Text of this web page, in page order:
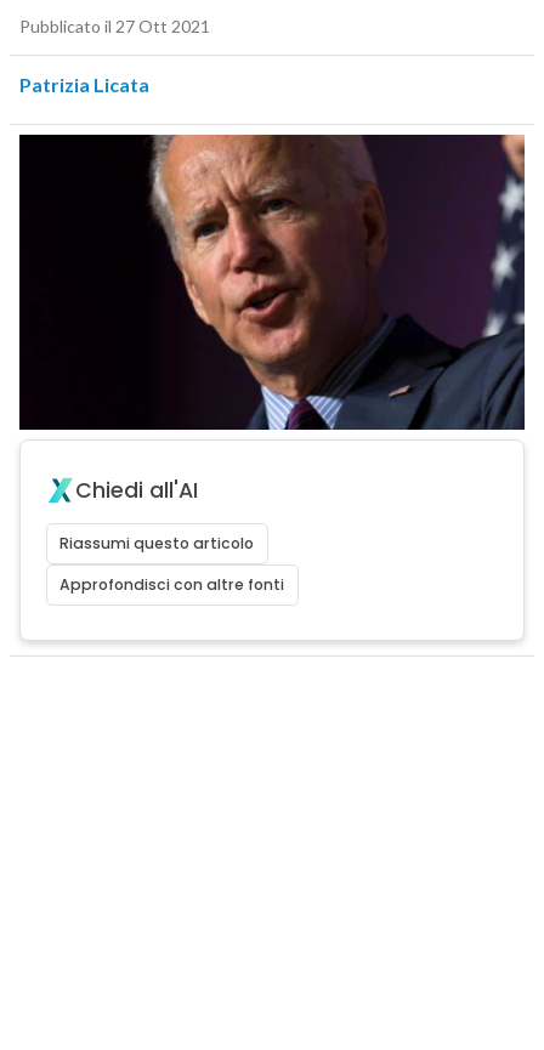
Pubblicato il 27 Ott 2021
Patrizia Licata
Chiedi all'AI
Riassumi questo articolo
Approfondisci con altre fonti